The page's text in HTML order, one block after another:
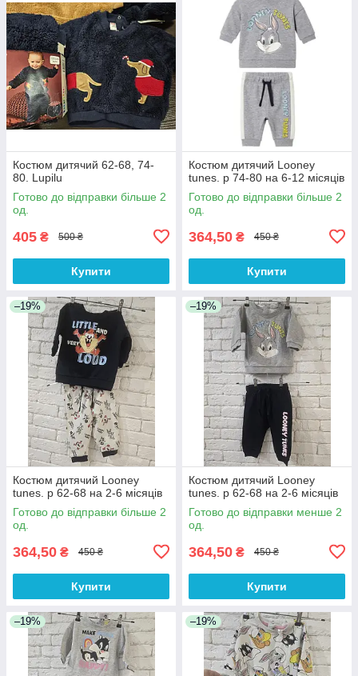
Костюм дитячий 62-68, 74-
80. Lupilu
Готово до відправки більше 2
од.
405 ₴ 500 ₴
Купити
Костюм дитячий Looney
tunes. р 74-80 на 6-12 місяців
Готово до відправки більше 2
од.
364,50 ₴ 450 ₴
Купити
–19%
Костюм дитячий Looney
tunes. р 62-68 на 2-6 місяців
Готово до відправки більше 2
од.
364,50 ₴ 450 ₴
Купити
–19%
Костюм дитячий Looney
tunes. р 62-68 на 2-6 місяців
Готово до відправки менше 2
од.
364,50 ₴ 450 ₴
Купити
–19% –19%